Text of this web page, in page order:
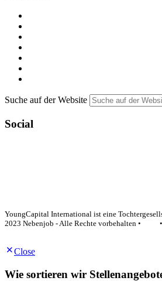
Suche auf der Website
Social
YoungCapital International ist eine
2023 Nebenjob - Alle Rechte vorbehalten •
•
Close
Wie sortieren wir